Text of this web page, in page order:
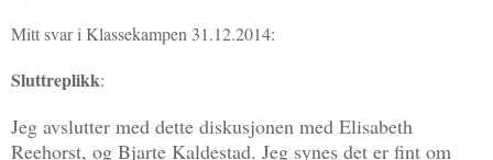
Mitt svar i Klassekampen 31.12.2014:
Sluttreplikk:
Jeg avslutter med dette diskusjonen med Elisabeth
Reehorst, og Bjarte Kaldestad. Jeg synes det er fint om